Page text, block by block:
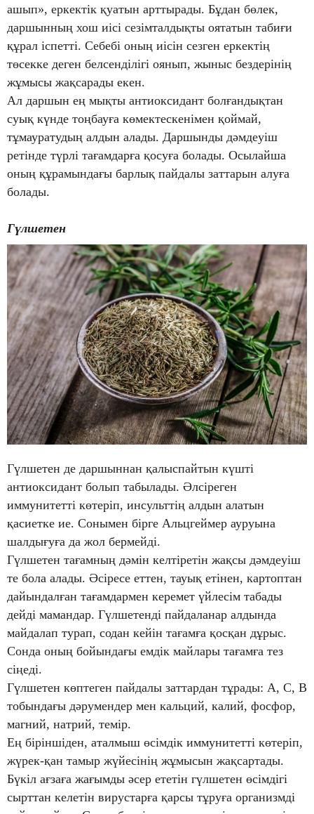
ашып», еркектік қуатын арттырады. Бұдан бөлек,
даршынның хош иісі сезімталдықты оятатын табиғи
құрал іспетті. Себебі оның иісін сезген еркектің
төсекке деген белсенділігі оянып, жыныс бездерінің
жұмысы жақсарады екен.
Ал даршын ең мықты антиоксидант болғандықтан
суық күнде тоңбауға көмектескенімен қоймай,
тұмауратудың алдын алады. Даршынды дәмдеуіш
ретінде түрлі тағамдарға қосуға болады. Осылайша
оның құрамындағы барлық пайдалы заттарын алуға
болады.
Гүлшетен
Гүлшетен де даршыннан қалыспайтын күшті
антиоксидант болып табылады. Әлсіреген
иммунитетті көтеріп, инсульттің алдын алатын
қасиетке ие. Сонымен бірге Альцгеймер ауруына
шалдығуға да жол бермейді.
Гүлшетен тағамның дәмін келтіретін жақсы дәмдеуіш
те бола алады. Әсіресе еттен, тауық етінен, картоптан
дайындалған тағамдармен керемет үйлесім табады
дейді мамандар. Гүлшетенді пайдаланар алдында
майдалап турап, содан кейін тағамға қосқан дұрыс.
Сонда оның бойындағы емдік майлары тағамға тез
сіңеді.
Гүлшетен көптеген пайдалы заттардан тұрады: А, С, В
тобындағы дәрумендер мен кальций, калий, фосфор,
магний, натрий, темір.
Ең біріншіден, аталмыш өсімдік иммунитетті көтеріп,
жүрек-қан тамыр жүйесінің жұмысын жақсартады.
Бүкіл ағзаға жағымды әсер ететін гүлшетен өсімдігі
сырттан келетін вирустарға қарсы тұруға организмді